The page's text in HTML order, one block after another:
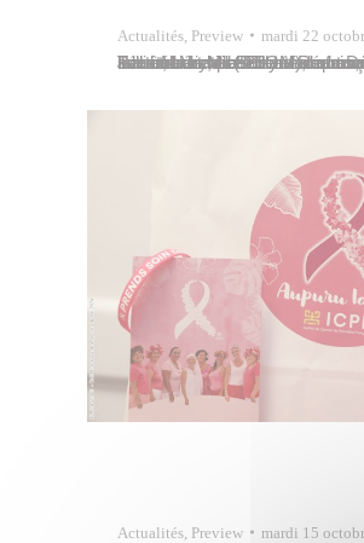
Actualités Preview mardi 22
Tavana Michel Buillard a accueilli et s’est entretenu avec Mme Micheline Jacques, sénatrice de Saint-Barthélemy, présidente de la Délégation sénatoriale aux outre-mer (DSOM), ce mardi 22 octobre 2024 à l’hôtel de ville. Elle était entourée de Mme Audrey Belim, sénatrice de La Réunion, des deux sénateurs de la Polynésie française, Mme Lana Tetuanui et M.…
Actualités Preview mardi 15